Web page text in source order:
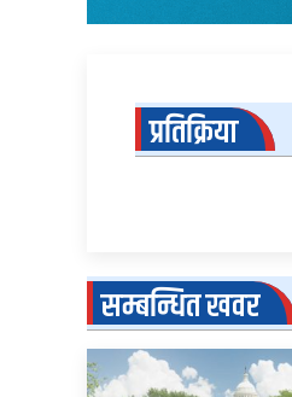
प्रतिक्रिया
सम्बन्धित खवर